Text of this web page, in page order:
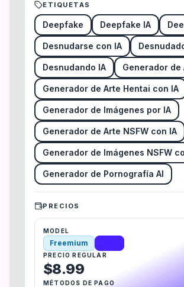
ETIQUETAS
Deepfake Deepfake IA
Desnudarse con IA
Desnudando IA Generador de
Generador de Arte Hentai con IA
Generador de Imágenes por IA
Generador de Arte NSFW con IA
Generador de Imágenes NSFW
Generador de Pornografía AI
PRECIOS
MODEL
Freemium
PRECIO REGULAR
$8.99
MÉTODOS DE PAGO